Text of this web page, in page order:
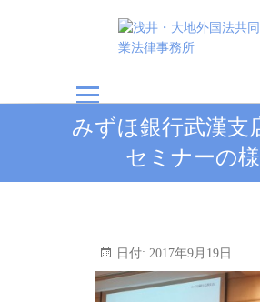
浅井・大地外
同事業法律事
みずほ銀行武漢支
セミナーの
日付: 2017年9月19日